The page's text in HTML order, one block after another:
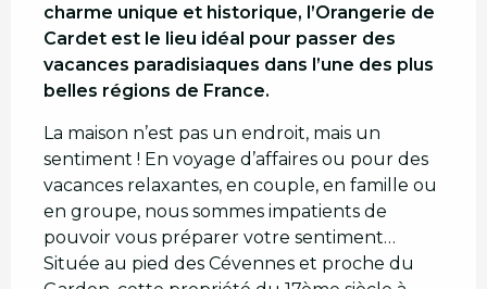
charme unique et historique, l’Orangerie de
Cardet est le lieu idéal pour passer des
vacances paradisiaques dans l’une des plus
belles régions de France.
La maison n’est pas un endroit, mais un
sentiment ! En voyage d’affaires ou pour des
vacances relaxantes, en couple, en famille ou
en groupe, nous sommes impatients de
pouvoir vous préparer votre sentiment…
Située au pied des Cévennes et proche du